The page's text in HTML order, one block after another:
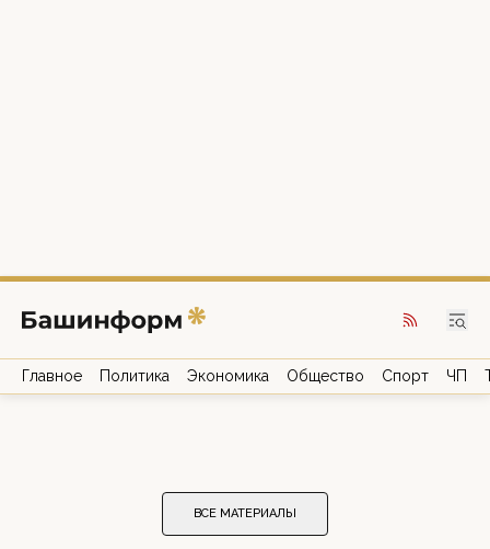
Главное Политика Экономика Общество Спорт ЧП
ВСЕ МАТЕРИАЛЫ